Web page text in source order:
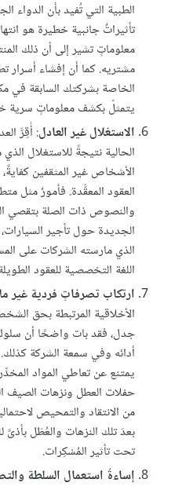
الطبية التي تُفيد بأن
تأثيراتٌ جانبية خطيرة هو
معلوماتٍ تشير إلى أن ذلك
مشتريه. كما أن إفشاء أسرار
الخاصة بشركتك السابقة في
يتمثلّ بكشف معلوماتٍ سرية
الاستغلال غير العادل: أُقِرَّ
الحالية نتيجةً للاستغلال
الأشخاص غير المثقفين
العقود المعقَّدة. فأمورٌ مثل
والنصوص ذات الصلة بتقصي
الجديدة حول تأجير
الذي مارسته الشركات على
اللغة التخصصية للعقود
ارتكاب تصرفاتٍ فردية غير
الأخلاقية المرتبطة بحق
جدل، فقد بات واضحًا أن
أدائه وفي سمعة الشركة
يمتنع عن تعاطي المواد
حفلات العطل ونزهات الصيف
من الانتقاد والتمحيص
بعدَ تلك النزهات والعُطَل
تحت تأثير المُسْكِرات.
إساءةُ استعمال السلطة